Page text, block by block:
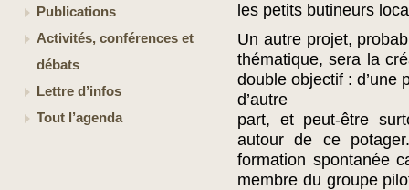
Publications
Activités, conférences et
débats
Lettre d’infos
Tout l’agenda
les petits butineurs
Un autre projet,
thématique, sera la
double objectif : d’une
d’autre
part, et peut-être
autour de ce
formation spontanée
membre du groupe